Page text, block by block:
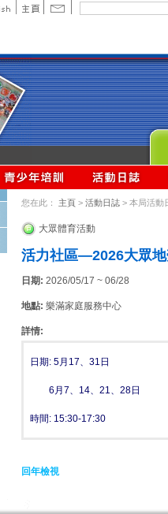
您在此： 主頁 > 活動日誌 > 本局活動
大眾體育活動
活力社區—2026大眾
日期: 2026/05/17 ~ 06/28
地點: 樂滿家庭服務中心
詳情:
日期: 5月17、31日
6月7、14、21、28日
時間: 15:30-17:30
回年檢視